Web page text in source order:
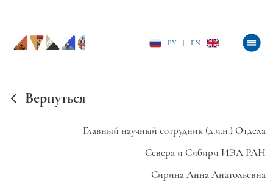
РУ EN
Вернуться
Главный научный сотрудник (д.и.н.) Отдела
Севера и Сибири ИЭА РАН
Сирина Анна Анатольевна